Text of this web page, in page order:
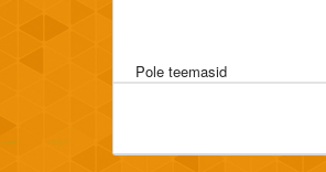
Pole teemasid